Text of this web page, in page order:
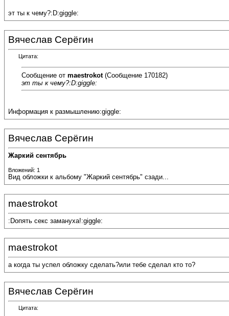
эт ты к чему?:D:giggle:
Вячеслав Серёгин
Цитата:
Сообщение от maestrokot(Сообщение 170182)
эт ты к чему?:D:giggle:
Информация к размышлению:giggle:
Вячеслав Серёгин
Жаркий сентябрь
Вложений: 1
Вид обложки к альбому "Жаркий сентябрь" сзади...
maestrokot
:Dопять секс замануха!:giggle:
maestrokot
а когда ты успел обложку сделать?или тебе сделал кто то?
Вячеслав Серёгин
Цитата: